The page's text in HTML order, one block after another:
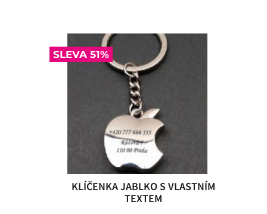
SLEVA 51%
KLÍČENKA JABLKO S VLASTNÍM
TEXTEM